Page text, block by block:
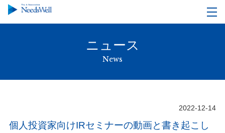
ニュース
News
2022-12-14
個人投資家向けIRセミナーの動画と書き起こし